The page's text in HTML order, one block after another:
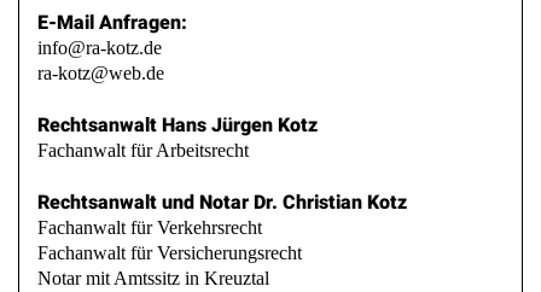
E-Mail Anfragen:
info@ra-kotz.de
ra-kotz@web.de
Rechtsanwalt Hans Jürgen Kotz
Fachanwalt für Arbeitsrecht
Rechtsanwalt und Notar Dr. Christian Kotz
Fachanwalt für Verkehrsrecht
Fachanwalt für Versicherungsrecht
Notar mit Amtssitz in Kreuztal